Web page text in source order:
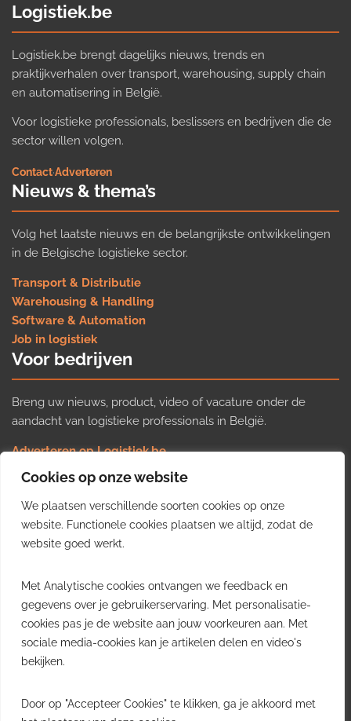
Cookies op onze website
We plaatsen verschillende soorten cookies op onze
website. Functionele cookies plaatsen we altijd, zodat de
website goed werkt.
Met Analytische cookies ontvangen we feedback en
gegevens over je gebruikerservaring. Met personalisatie-
cookies pas je de website aan jouw voorkeuren aan. Met
sociale media-cookies kan je artikelen delen en video's
bekijken.
Door op "Accepteer Cookies" te klikken, ga je akkoord met
Logistiek.be
Logistiek.be brengt dagelijks nieuws, trends en
praktijkverhalen over transport, warehousing, supply chain
en automatisering in België.
Voor logistieke professionals, beslissers en bedrijven die de
sector willen volgen.
Contact·Adverteren
Nieuws & thema’s
Volg het laatste nieuws en de belangrijkste ontwikkelingen
in de Belgische logistieke sector.
Transport & Distributie
Warehousing & Handling
Software & Automation
Job in logistiek
Voor bedrijven
Breng uw nieuws, product, video of vacature onder de
aandacht van logistieke professionals in België.
Adverteren op Logistiek.be
Nieuws insturen
Uw video op Logistiek.TV
Job plaatsen
Gratis wekelijkse update
inzichten uit de Belgische logistieke sector in uw inbox.
Ontvang je gratis
wekelijkse update